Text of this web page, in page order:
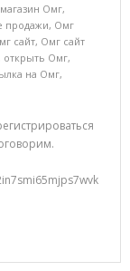
магазин Омг,
продажи, Омг
сайт, Омг сайт
открыть Омг,
на Омг,